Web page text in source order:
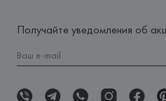
Получайте уведомления об